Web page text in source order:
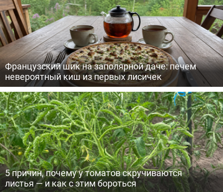
Французский шик на заполярной даче: печем
невероятный киш из первых лисичек
5 причин, почему у томатов скручиваются
листья — и как с этим бороться